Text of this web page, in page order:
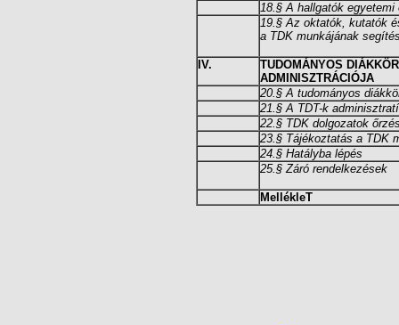
18.§ A hallgatók egyetemi
19.§ Az oktatók, kutatók
a TDK munkájának
IV.
TUDOMÁNYOS
ADMINISZTRÁCIÓJA
20.§ A tudományos
21.§ A TDT-k
22.§ TDK dolgozatok
23.§ Tájékoztatás a TDK
24.§ Hatályba lépés
25.§ Záró rendelkezések
MellékleT